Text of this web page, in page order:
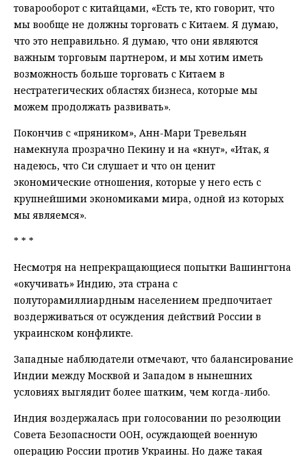
товарооборот с китайцами, «Есть те, кто говорит, что
мы вообще не должны торговать с Китаем. Я думаю,
что это неправильно. Я думаю, что они являются
важным торговым партнером, и мы хотим иметь
возможность больше торговать с Китаем в
нестратегических областях бизнеса, которые мы
можем продолжать развивать».
Покончив с «пряником», Анн-Мари Тревельян
намекнула прозрачно Пекину и на «кнут», «Итак, я
надеюсь, что Си слушает и что он ценит
экономические отношения, которые у него есть с
крупнейшими экономиками мира, одной из которых
мы являемся».
* * *
Несмотря на непрекращающиеся попытки Вашингтона
«окучивать» Индию, эта страна с
полуторамиллиардным населением предпочитает
воздерживаться от осуждения действий России в
украинском конфликте.
Западные наблюдатели отмечают, что балансирование
Индии между Москвой и Западом в нынешних
условиях выглядит более шатким, чем когда-либо.
Индия воздержалась при голосовании по резолюции
Совета Безопасности ООН, осуждающей военную
операцию России против Украины. Но даже такая